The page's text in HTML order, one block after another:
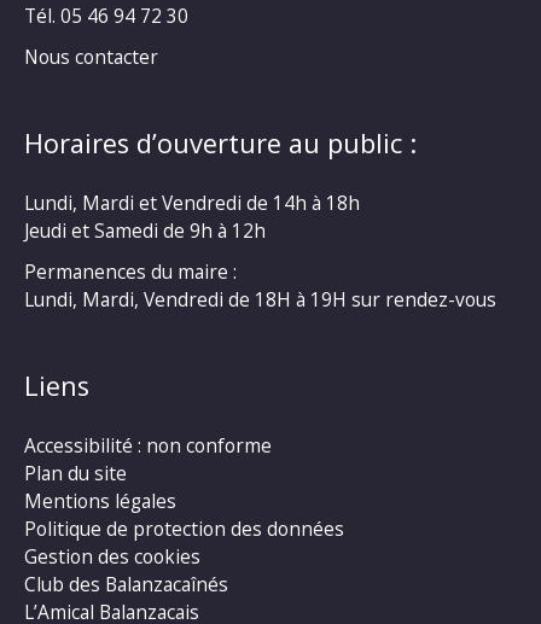
Tél. 05 46 94 72 30
Nous contacter
Horaires d’ouverture au public :
Lundi, Mardi et Vendredi de 14h à 18h
Jeudi et Samedi de 9h à 12h
Permanences du maire :
Lundi, Mardi, Vendredi de 18H à 19H sur rendez-vous
Liens
Accessibilité : non conforme
Plan du site
Mentions légales
Politique de protection des données
Gestion des cookies
Club des Balanzacaînés
L’Amical Balanzacais